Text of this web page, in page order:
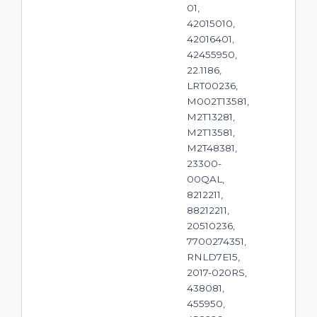
01,
42015010,
42016401,
42455950,
22.1186,
LRT00236,
M002T13581,
M2T13281,
M2T13581,
M2T48381,
23300-
00QAL,
8212211,
88212211,
20510236,
7700274351,
RNLD7E15,
2017-020RS,
438081,
455950,